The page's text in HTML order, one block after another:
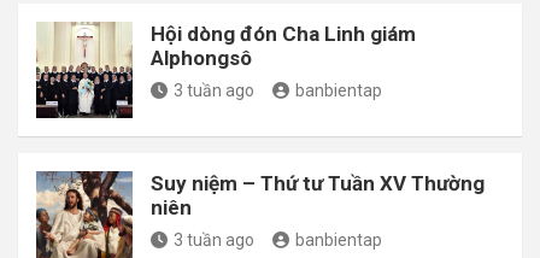
Hội dòng đón Cha Linh giám
Alphongsô
3 tuần ago banbientap
Suy niệm – Thứ tư Tuần XV Thường
niên
3 tuần ago banbientap